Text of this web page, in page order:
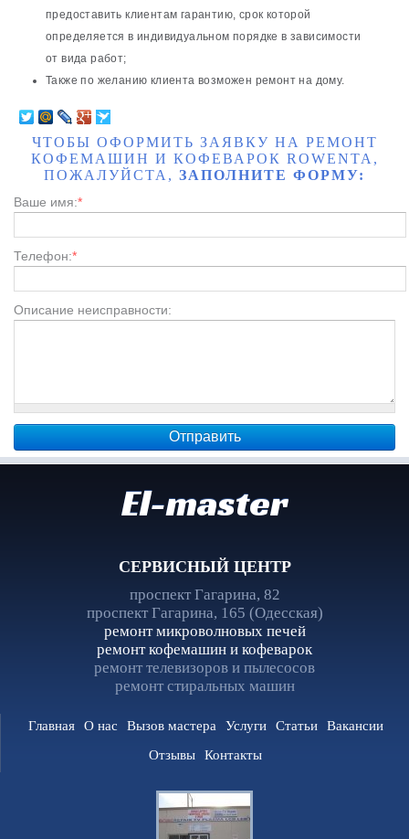
предоставить клиентам гарантию, срок которой
определяется в индивидуальном порядке в зависимости
от вида работ;
Также по желанию клиента возможен ремонт на дому.
ЧТОБЫ ОФОРМИТЬ ЗАЯВКУ НА РЕМОНТ
КОФЕМАШИН И КОФЕВАРОК ROWENTA,
ПОЖАЛУЙСТА, ЗАПОЛНИТЕ ФОРМУ:
Ваше имя:*
Телефон:*
Описание неисправности:
El-master
СЕРВИСНЫЙ ЦЕНТР
проспект Гагарина, 82
проспект Гагарина, 165 (Одесская)
ремонт микроволновых печей
ремонт кофемашин и кофеварок
ремонт телевизоров и пылесосов
ремонт стиральных машин
Главная О нас Вызов мастера Услуги Статьи
Вакансии
Отзывы
Контакты